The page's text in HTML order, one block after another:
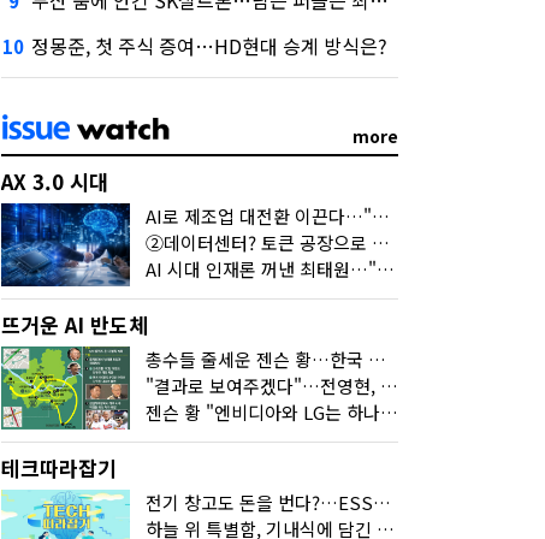
10 정몽준, 첫 주식 증여…HD현대 승계 방식은?
more
AX 3.0 시대
AI로 제조업 대전환 이끈다…"2030년까지 민관합동 20조 투자"
②데이터센터? 토큰 공장으로 변신
AI 시대 인재론 꺼낸 최태원…"협업이 경쟁력"
뜨거운 AI 반도체
총수들 줄세운 젠슨 황…한국 산업계 새판 짰다
"결과로 보여주겠다"…전영현, 젠슨 황과 HBM5 논의
젠슨 황 "엔비디아와 LG는 하나의 거대한 팀"
테크따라잡기
전기 창고도 돈을 번다?…ESS의 '두뇌' EMO가 뭐길래
하늘 위 특별함, 기내식에 담긴 기술의 세계